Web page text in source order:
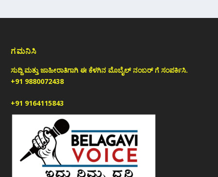
ಗಮನಿಸಿ
ಸುದ್ದಿ ಮತ್ತು ಜಾಹೀರಾತಿಗಾಗಿ ಈ ಕೆಳಗಿನ ಮೊಬೈಲ್ ನಂಬರ್ ಗೆ ಸಂಪರ್ಕಿಸಿ.
+91 9880072438
+91 9164115843